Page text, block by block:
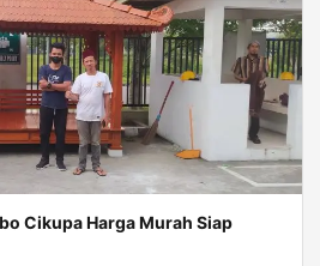
Cikupa Harga Murah Siap